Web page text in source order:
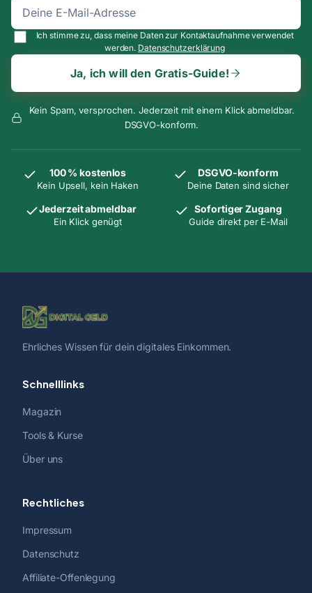
Ich stimme zu, dass meine Daten zur Kontaktaufnahme verwendet
werden. Datenschutzerklärung
Ja, ich will den Gratis-Guide!
Kein Spam, versprochen. Jederzeit mit einem Klick abmeldbar.
DSGVO-konform.
100 % kostenlos
Kein Upsell, kein Haken
DSGVO-konform
Deine Daten sind sicher
Jederzeit abmeldbar
Ein Klick genügt
Sofortiger Zugang
Guide direkt per E-Mail
Ehrliches Wissen für dein digitales Einkommen.
Schnelllinks
Magazin
Tools & Kurse
Über uns
Rechtliches
Impressum
Datenschutz
Affiliate-Offenlegung